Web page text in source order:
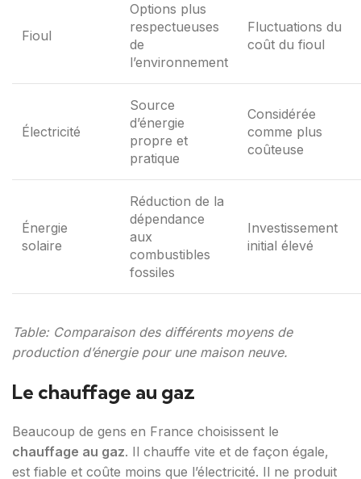
Fioul
Options plus
respectueuses
de
l’environnement
Fluctuations du
coût du fioul
Électricité
Source
d’énergie
propre et
pratique
Considérée
comme plus
coûteuse
Énergie
solaire
Réduction de la
dépendance
aux
combustibles
fossiles
Investissement
initial élevé
Table: Comparaison des différents moyens de
production d’énergie pour une maison neuve.
Le chauffage au gaz
Beaucoup de gens en France choisissent le
chauffage au gaz. Il chauffe vite et de façon égale,
est fiable et coûte moins que l’électricité. Il ne produit